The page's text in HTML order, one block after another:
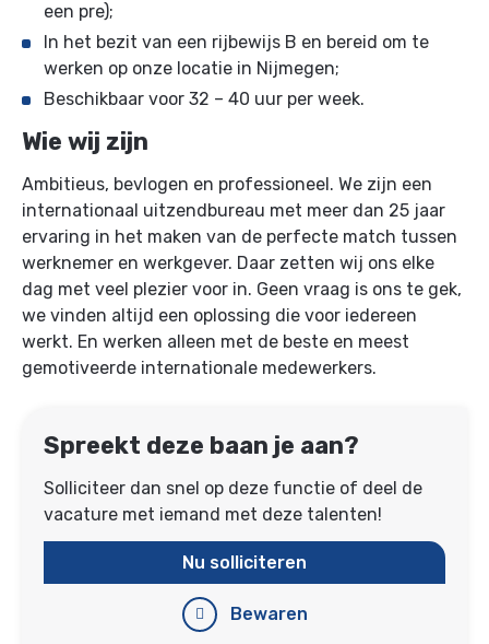
een pre);
In het bezit van een rijbewijs B en bereid om te
werken op onze locatie in Nijmegen;
Beschikbaar voor 32 – 40 uur per week.
Wie wij zijn
Ambitieus, bevlogen en professioneel. We zijn een
internationaal uitzendbureau met meer dan 25 jaar
ervaring in het maken van de perfecte match tussen
werknemer en werkgever. Daar zetten wij ons elke
dag met veel plezier voor in. Geen vraag is ons te gek,
we vinden altijd een oplossing die voor iedereen
werkt. En werken alleen met de beste en meest
gemotiveerde internationale medewerkers.
Spreekt deze baan je aan?
Solliciteer dan snel op deze functie of deel de
vacature met iemand met deze talenten!
Nu solliciteren
Bewaren